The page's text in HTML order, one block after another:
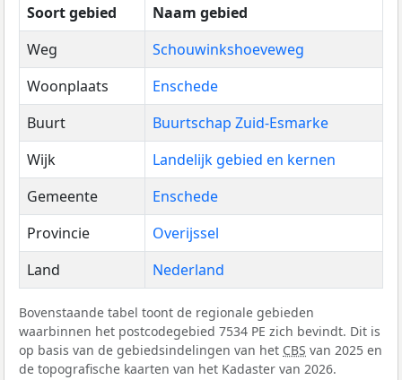
Soort gebied
Naam gebied
Weg
Schouwinkshoeveweg
Woonplaats
Enschede
Buurt
Buurtschap Zuid-Esmarke
Wijk
Landelijk gebied en kernen
Gemeente
Enschede
Provincie
Overijssel
Land
Nederland
Bovenstaande tabel toont de regionale gebieden
waarbinnen het postcodegebied 7534 PE zich bevindt. Dit is
op basis van de gebiedsindelingen van het CBS van 2025 en
de topografische kaarten van het Kadaster van 2026.